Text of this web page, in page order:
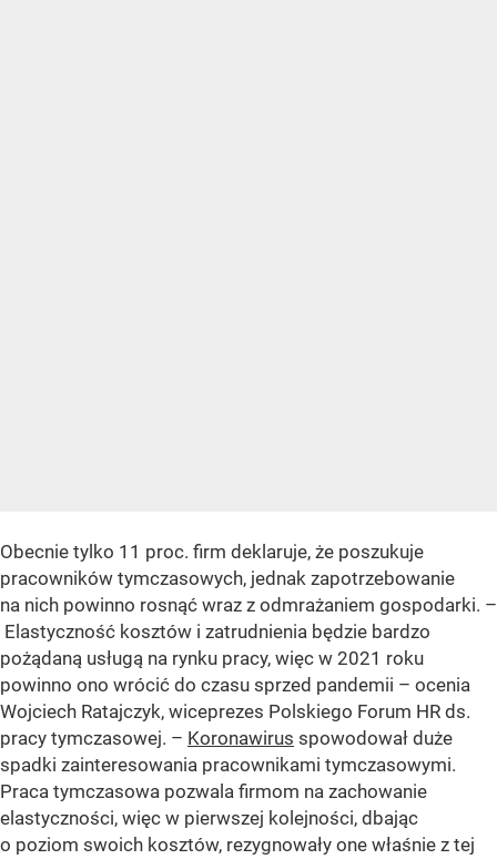
Obecnie tylko 11 proc. firm deklaruje, że poszukuje
pracowników tymczasowych, jednak zapotrzebowanie
na nich powinno rosnąć wraz z odmrażaniem gospodarki. –
Elastyczność kosztów i zatrudnienia będzie bardzo
pożądaną usługą na rynku pracy, więc w 2021 roku
powinno ono wrócić do czasu sprzed pandemii – ocenia
Wojciech Ratajczyk, wiceprezes Polskiego Forum HR ds.
pracy tymczasowej. – Koronawirus spowodował duże
spadki zainteresowania pracownikami tymczasowymi.
Praca tymczasowa pozwala firmom na zachowanie
elastyczności, więc w pierwszej kolejności, dbając
o poziom swoich kosztów, rezygnowały one właśnie z tej